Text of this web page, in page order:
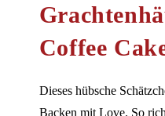
Coffee
Dieses hübsche
Backen mit Love. So